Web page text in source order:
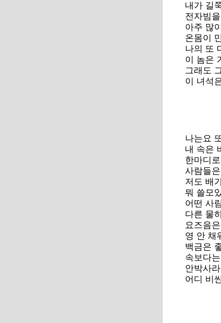
내가 길
전자빔
아주 많
온몸이
나의 또
이 놈은
그래도
이 녀석
나는요
내 속은
한마디
사람들
저도 배
뭐 쓸모
어떤 사
다른 물
요즈음
영 안 채
백금은
속보다
안박사
어디 비